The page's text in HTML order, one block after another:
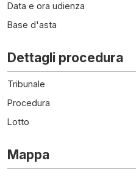
Data e ora udienza
Base d'asta
Dettagli procedura
Tribunale
Procedura
Lotto
Mappa